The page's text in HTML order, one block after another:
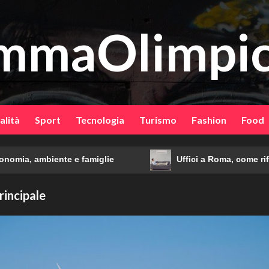
Sport Tecnologia Turismo Fashion Food
ambiente e famiglie Uffici a Roma, come